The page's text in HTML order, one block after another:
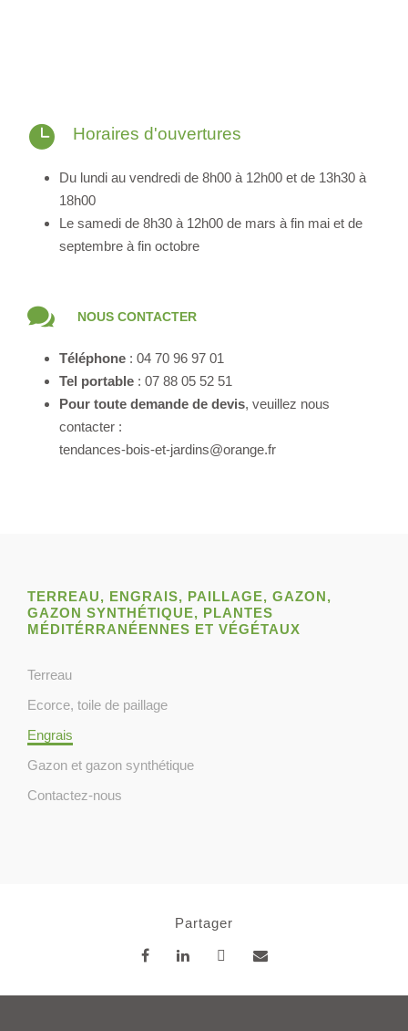
Horaires d'ouvertures
Du lundi au vendredi de 8h00 à 12h00 et de 13h30 à
18h00
Le samedi de 8h30 à 12h00 de mars à fin mai et de
septembre à fin octobre
NOUS CONTACTER
Téléphone : 04 70 96 97 01
Tel portable : 07 88 05 52 51
Pour toute demande de devis, veuillez nous
contacter :
tendances-bois-et-jardins@orange.fr
TERREAU, ENGRAIS, PAILLAGE, GAZON,
GAZON SYNTHÉTIQUE, PLANTES
MÉDITÉRRANÉENNES ET VÉGÉTAUX
Terreau
Ecorce, toile de paillage
Engrais
Gazon et gazon synthétique
Contactez-nous
Partager